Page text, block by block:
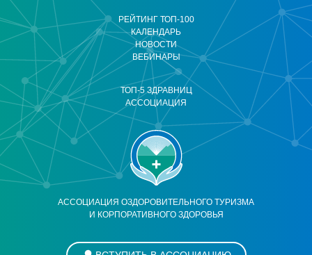
АССОЦИАЦИЯ ОЗДОРОВИТЕЛЬНОГО ТУРИЗМА
И КОРПОРАТИВНОГО ЗДОРОВЬЯ
РЕЙТИНГ ТОП-100
КАЛЕНДАРЬ
НОВОСТИ
ВЕБИНАРЫ
ТОП-5 ЗДРАВНИЦ
АССОЦИАЦИЯ